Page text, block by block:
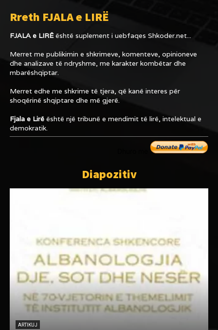
Rreth FJALA e LIRË
FJALA e LIRËështë suplement i uebfaqes Shkoder.net...
Merret me publikimin e shkrimeve, komenteve, opinioneve
dhe analizave të ndryshme, me karakter kombëtar dhe
mbarëshqiptar.
Merret edhe me shkrime të tjera, që kanë interes për
shoqërinë shqiptare dhe më gjerë.
Fjala e Lirë është një tribunë e mendimit të lirë, intelektual e
demokratik.
Diapozitiv
ARTIKUJ